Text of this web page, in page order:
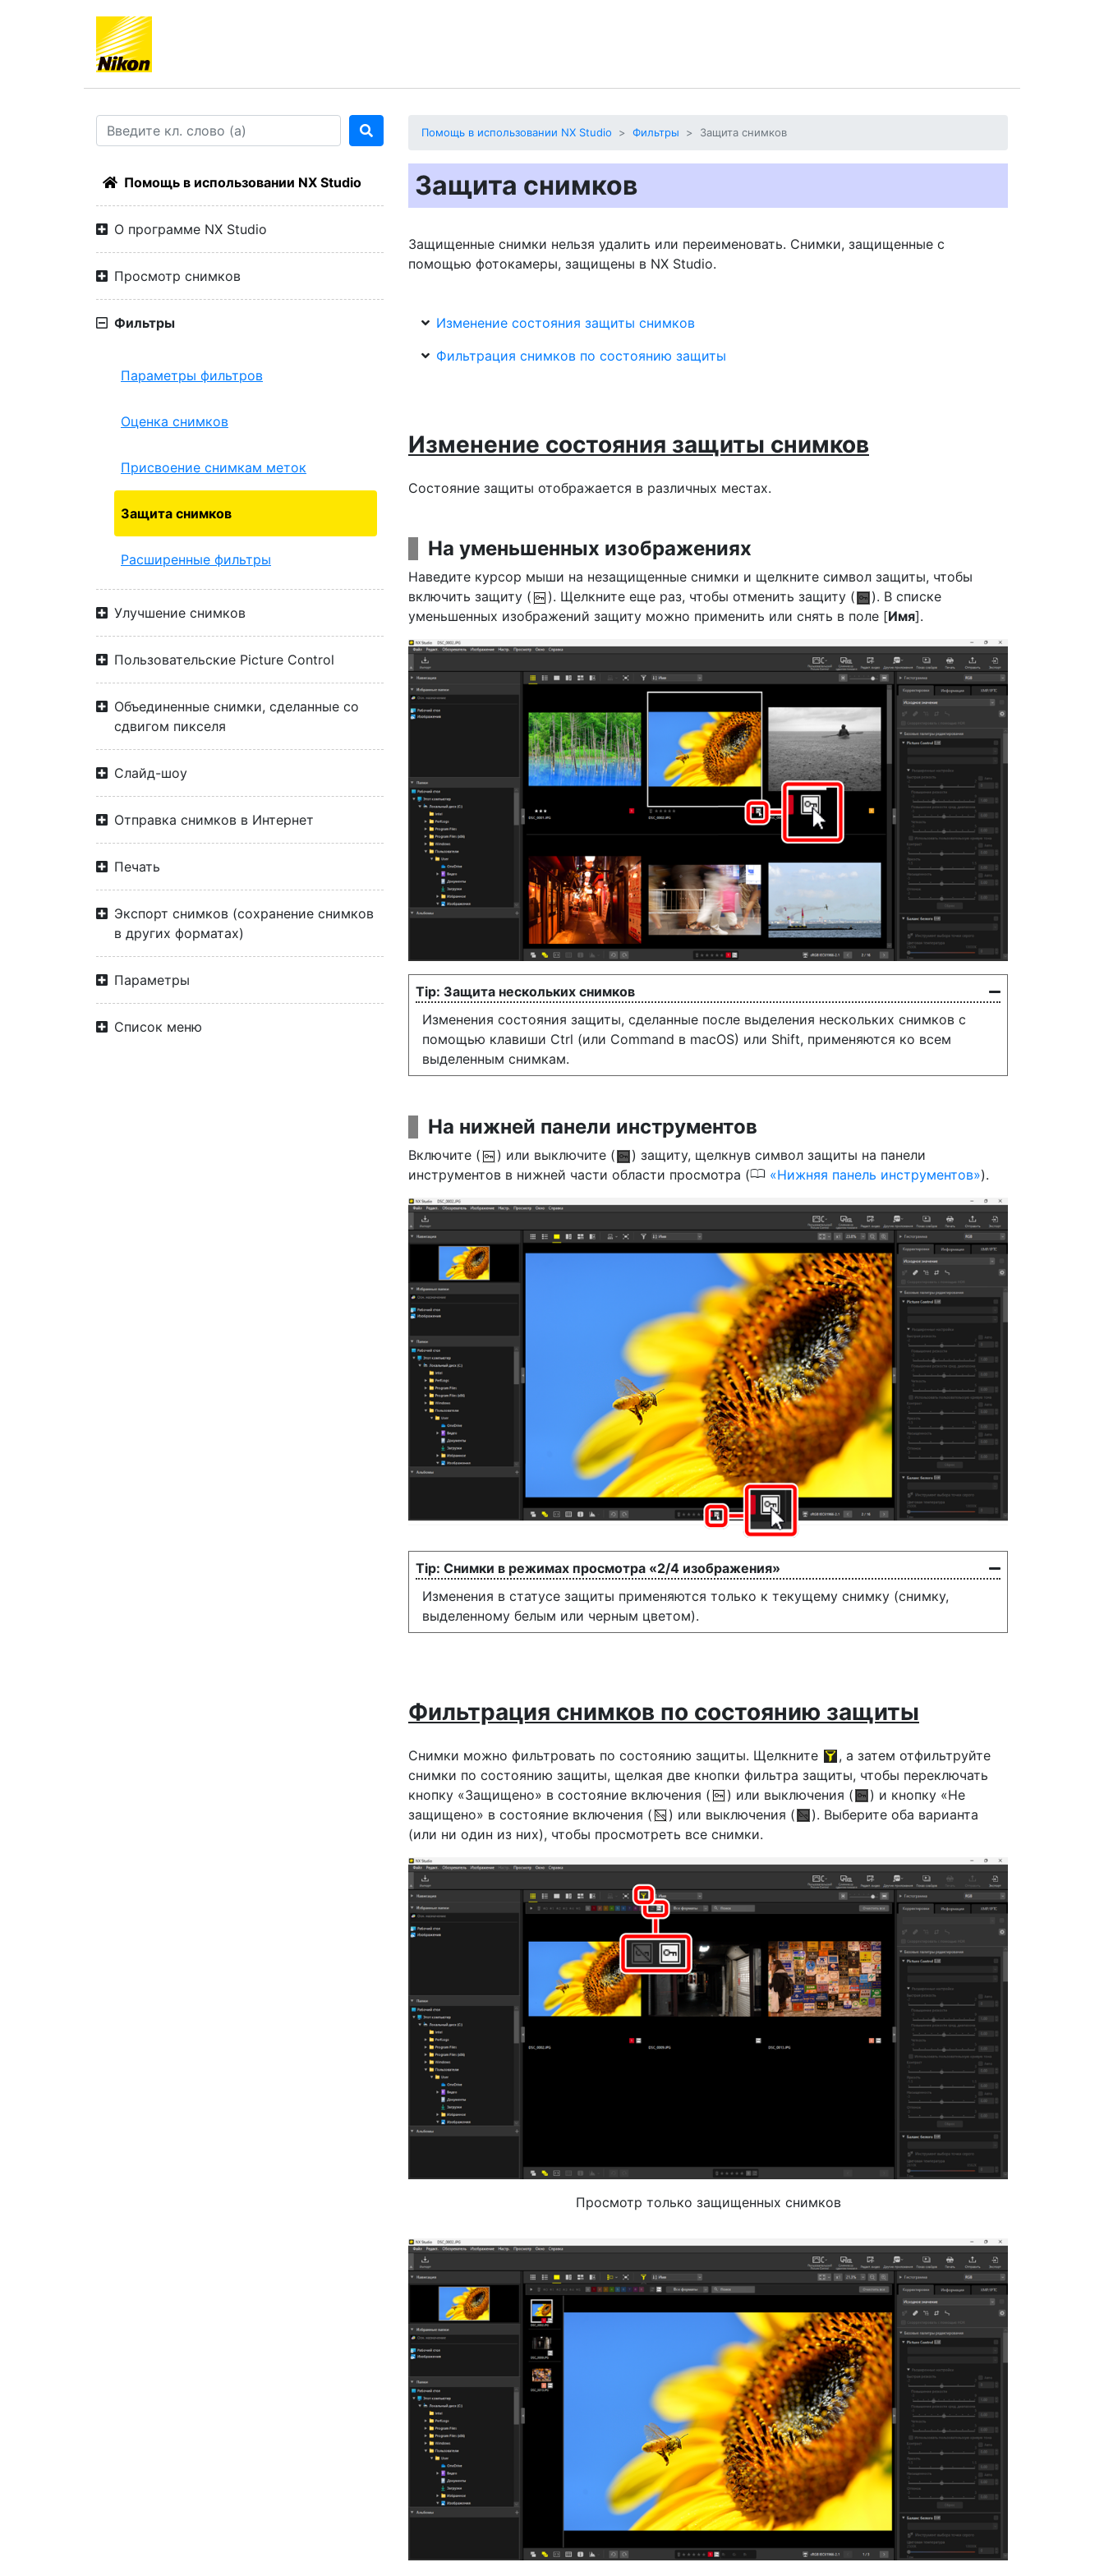
Помощь в использовании NX Studio
О программе NX Studio
Просмотр снимков
Фильтры
Параметры фильтров
Оценка снимков
Присвоение снимкам меток
Защита снимков
Расширенные фильтры
Улучшение снимков
Пользовательские Picture Control
Объединенные снимки, сделанные со
сдвигом пикселя
Слайд-шоу
Отправка снимков в Интернет
Печать
Экспорт снимков (cохранение снимков
в других форматах)
Параметры
Список меню
Помощь в использовании NX Studio Фильтры Защита снимков
Защита снимков
Защищенные снимки нельзя удалить или переименовать. Снимки, защищенные с
помощью фотокамеры, защищены в NX Studio.
Изменение состояния защиты снимков
Фильтрация снимков по состоянию защиты
Изменение состояния защиты снимков
Состояние защиты отображается в различных местах.
На уменьшенных изображениях
Наведите курсор мыши на незащищенные снимки и щелкните символ защиты, чтобы
включить защиту (
). Щелкните еще раз, чтобы отменить защиту (
). В списке
уменьшенных изображений защиту можно применить или снять в поле [Имя].
Защита нескольких снимков
Изменения состояния защиты, сделанные после выделения нескольких снимков с
помощью клавиши Ctrl (или Command в macOS) или Shift, применяются ко всем
выделенным снимкам.
На нижней панели инструментов
Включите ( ) или выключите (
) защиту, щелкнув символ защиты на панели
инструментов в нижней части области просмотра (0 Нижняя панель инструментов ).
Снимки в режимах просмотра «2/4 изображения»
Изменения в статусе защиты применяются только к текущему снимку (снимку,
выделенному белым или черным цветом).
Фильтрация снимков по состоянию защиты
Снимки можно фильтровать по состоянию защиты. Щелкните
, а затем отфильтруйте
снимки по состоянию защиты, щелкая две кнопки фильтра защиты, чтобы переключать
кнопку «Защищено» в состояние включения (
) или выключения (
) и кнопку «Не
защищено» в состояние включения (
) или выключения (
). Выберите оба варианта
(или ни один из них), чтобы просмотреть все снимки.
Просмотр только защищенных снимков